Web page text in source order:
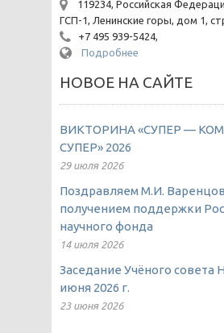
119234, Российская
ГСП-1, Ленинские горы, дом 1,
+7 495 939-5424,
Подробнее
НОВОЕ НА САЙТЕ
ВИКТОРИНА «СУПЕР —
СУПЕР» 2026
29 июля 2026
Поздравляем М.И.
получением поддержки
научного фонда
14 июля 2026
Заседание Учёного совета
июня 2026 г.
23 июня 2026